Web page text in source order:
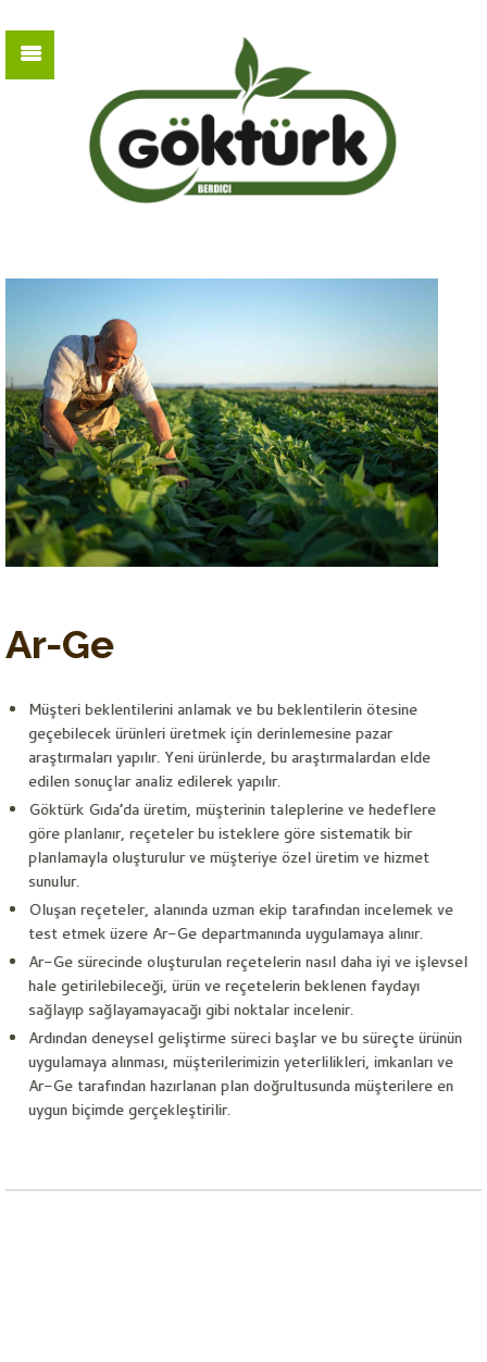
Ar-Ge
Müşteri beklentilerini anlamak ve bu beklentilerin ötesine
geçebilecek ürünleri üretmek için derinlemesine pazar
araştırmaları yapılır. Yeni ürünlerde, bu araştırmalardan elde
edilen sonuçlar analiz edilerek yapılır.
Göktürk Gıda’da üretim, müşterinin taleplerine ve hedeflere
göre planlanır, reçeteler bu isteklere göre sistematik bir
planlamayla oluşturulur ve müşteriye özel üretim ve hizmet
sunulur.
Oluşan reçeteler, alanında uzman ekip tarafından incelemek ve
test etmek üzere Ar-Ge departmanında uygulamaya alınır.
Ar-Ge sürecinde oluşturulan reçetelerin nasıl daha iyi ve işlevsel
hale getirilebileceği, ürün ve reçetelerin beklenen faydayı
sağlayıp sağlayamayacağı gibi noktalar incelenir.
Ardından deneysel geliştirme süreci başlar ve bu süreçte ürünün
uygulamaya alınması, müşterilerimizin yeterlilikleri, imkanları ve
Ar-Ge tarafından hazırlanan plan doğrultusunda müşterilere en
uygun biçimde gerçekleştirilir.